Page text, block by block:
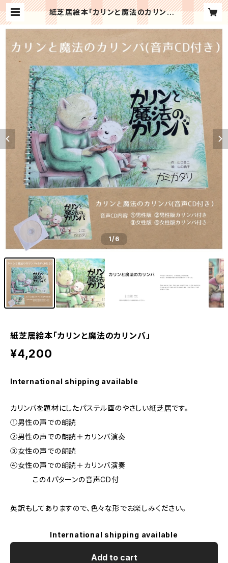
紙芝居絵本「カリンと魔法のカリンバ」
| おてがるカリンバ協会＜公式ショ
ップ＞
1/6
紙芝居絵本「カリンと魔法のカリンバ」
¥4,200
International shipping available
カリンバを題材にしたパステル画のやさしい紙芝居です。
①男性の声での朗読
➁男性の声での朗読＋カリンバ演奏
➂女性の声での朗読
④女性の声での朗読＋カリンバ演奏
この4パターンの音声CD付
英訳もしてありますので、色々な形でお楽しみください。
International shipping available
Add to cart